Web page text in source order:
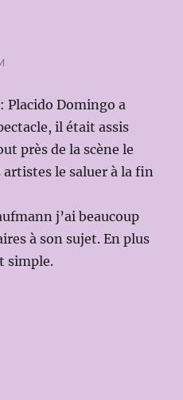
Domingo a
il était assis
près de la scène le
artistes le saluer à la fin
j’ai beaucoup
à son sujet. En plus
simple.